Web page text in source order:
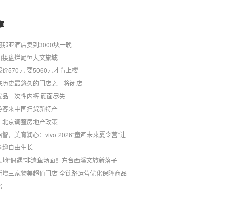
那亚酒店卖到3000块一晚
接盘烂尾恒大文旅城
价570元 要5060元才肯上楼
历史最悠久的门店之一将闭店
品一次性内裤 颜面尽失
客来中国扫货新特产
北京调整房地产政策
智，美育润心：vivo 2026“童画未来夏令营”让
趣自由生长
“偶遇”非遗鱼汤面！东台西溪文旅新落子
增三家物美超值门店 全链路运营优化保障商品